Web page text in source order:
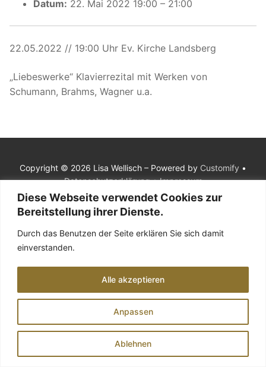
Diese Webseite verwendet Cookies zur
Bereitstellung ihrer Dienste.
Durch das Benutzen der Seite erklären Sie sich damit
einverstanden.
Anpassen
Ablehnen
Alle akzeptieren
Datum: 22. Mai 2022 19:00 – 21:00
22.05.2022 // 19:00 Uhr Ev. Kirche Landsberg
„Liebeswerke“ Klavierrezital mit Werken von
Schumann, Brahms, Wagner u.a.
Copyright © 2026 Lisa Wellisch – Powered by Customify •
Datenschutzerklärung•Impressum